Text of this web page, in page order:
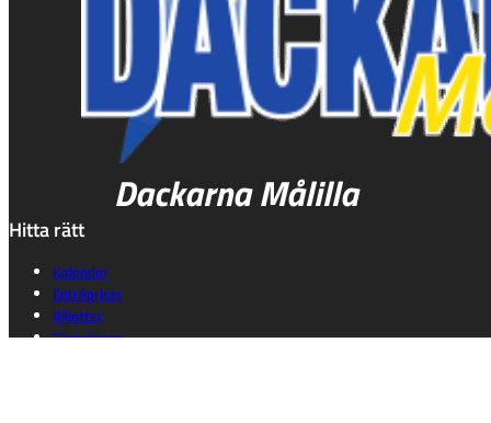
Dackarna Målilla
Hitta rätt
Kalender
Entrépriser
Biljetter
Föreningen